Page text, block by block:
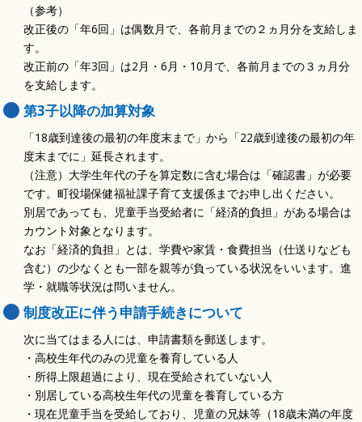
（参考）
改正後の「年6回」は偶数月で、各前月までの２ヵ月分を支給しま
す。
改正前の「年3回」は2月・6月・10月で、各前月までの３ヵ月分
を支給します。
第3子以降の加算対象
「18歳到達後の最初の年度末まで」から「22歳到達後の最初の年
度末までに」延長されます。
（注意）大学生年代の子を算定数に含む場合は「確認書」が必要
です。町役場保健福祉課子育て支援係までお申し出ください。
別居であっても、児童手当受給者に「経済的負担」がある場合は
カウント対象となります。
なお「経済的負担」とは、学費や家賃・食費担当（仕送りなども
含む）の少なくとも一部を親等が負っている状況をいいます。進
学・就職等状況は問いません。
制度改正に伴う申請手続きについて
次に当てはまる人には、申請書類を郵送します。
・高校生年代のみの児童を養育している人
・所得上限超過により、現在受給されていない人
・別居している高校生年代の児童を養育している方
・現在児童手当を受給しており、児童の兄妹等（18歳未満の年度